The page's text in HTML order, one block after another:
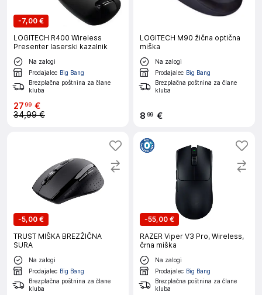
-7,00 €
LOGITECH R400 Wireless
Presenter laserski kazalnik
Na zalogi
Prodajalec Big Bang
Brezplačna poštnina za člane
kluba
2799 €
34,99 €
LOGITECH M90 žična optična
miška
Na zalogi
Prodajalec Big Bang
Brezplačna poštnina za člane
kluba
8 99 €
-5,00 €
TRUST MIŠKA BREZŽIČNA
SURA
Na zalogi
Prodajalec Big Bang
Brezplačna poštnina za člane
kluba
-55,00 €
RAZER Viper V3 Pro, Wireless,
črna miška
Na zalogi
Prodajalec Big Bang
Brezplačna poštnina za člane
kluba